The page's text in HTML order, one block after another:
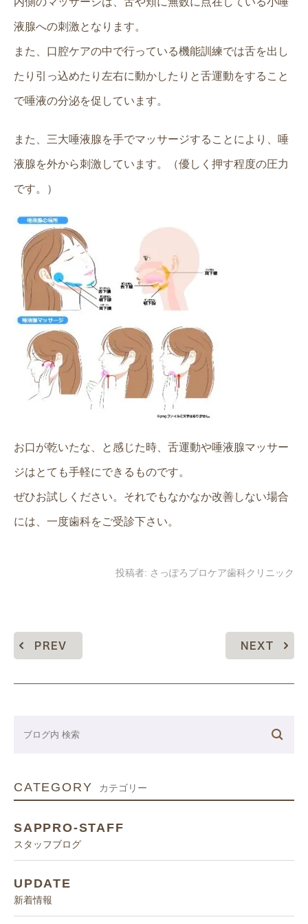
液腺への刺激となります。
また、口腔ケアの中で行っている機能訓練では舌を出し
たり引っ込めたり左右に動かしたりと舌運動をすること
で唾液の分泌を促しています。
また、三大唾液腺を手でマッサージすることにより、唾
液腺を外から刺激しています。（優しく押す程度の圧力
です。）
お口が乾いたな、と感じた時、舌運動や唾液腺マッサー
ジはとても手軽にできるものです。
ぜひお試しください。それでもなかなか改善しない場合
には、一度歯科をご受診下さい。
投稿者: さっぽろプロケア歯科クリニック
PREV NEXT
CATEGORY カテゴリー
SAPPRO-STAFF
スタッフブログ
UPDATE
新着情報